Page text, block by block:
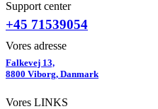
Support center
+45 71539054
Vores adresse
Falkevej 13,
8800 Viborg, Danmark
Vores LINKS